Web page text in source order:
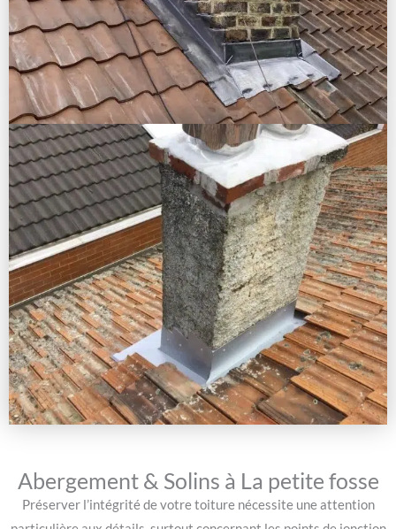
Abergement & Solins à La petite fosse
Préserver l’intégrité de votre toiture nécessite une attention